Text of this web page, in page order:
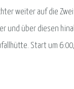
weiter auf die
und über diesen
Start um